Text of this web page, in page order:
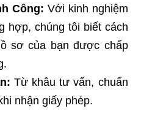
Công: Với kinh nghiệm
hợp, chúng tôi biết cách
sơ của bạn được chấp
Từ khâu tư vấn, chuẩn
nhận giấy phép.